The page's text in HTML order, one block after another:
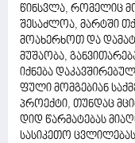
წინსვლა, რომელიც
შესაძლოა, მარტში
მოახერხოთ და
მუშაობა,
იქნება
ფული მომგებიან
პროექტი, თუნდაც
დიდ წარმატებას
სასიკეთო